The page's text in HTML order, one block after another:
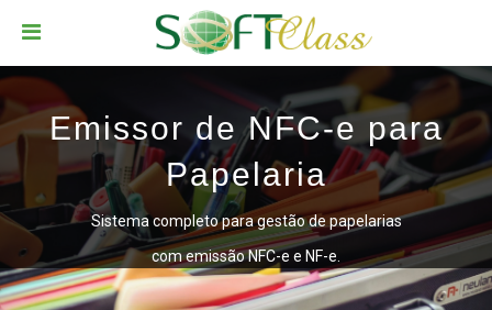
Emissor de NFC-e para
Papelaria
Sistema completo para gestão de papelarias
com emissão NFC-e e NF-e.